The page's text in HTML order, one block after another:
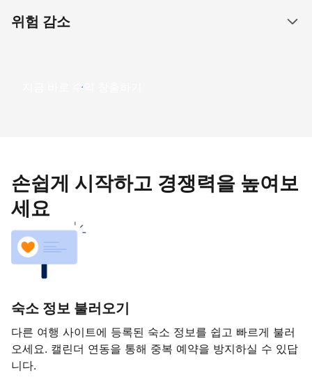
위험 감소
지금 바로 수익 창출하기
손쉽게 시작하고 경쟁력을 높여보
세요
숙소 정보 불러오기
다른 여행 사이트에 등록된 숙소 정보를 쉽고 빠르게 불러
오세요. 캘린더 연동을 통해 중복 예약을 방지하실 수 있답
니다.